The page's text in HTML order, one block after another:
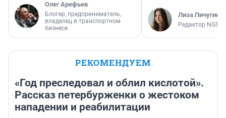
Олег Арефьев
Блогер, предприниматель,
владелец в транспортном
бизнесе
Лиза Пичугина
Редактор
РЕКОМЕНДУЕМ
«Год преследовал и облил кислотой».
Рассказ петербурженки о жестоком
нападении и реабилитации